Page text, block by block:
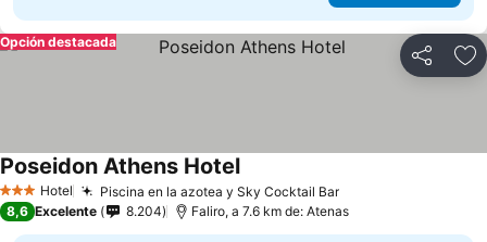
Compartir
Opción destacada
3 Estrellas
Hotel Piscina en la azotea y Sky Cocktail Bar
Poseidon Athens Hotel
8,6 Excelente 8.204 Faliro, a 7.6 km de: Atenas